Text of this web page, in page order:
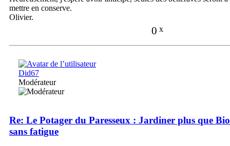
mettre en conserve.
Olivier.
0 x
Did67
Modérateur
Re: Le Potager du Paresseux : Jardiner plus que Bio
sans fatigue